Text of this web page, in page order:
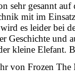
sehr gesannt
mit im
es leider bei
Geschichte und
kleine Elefant.
von Frozen The